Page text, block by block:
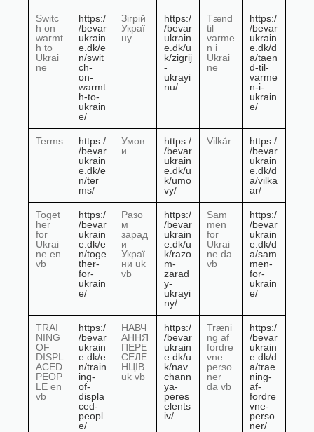
Switc
h on
warmt
h to
Ukrai
ne
https:/
/bevar
ukrain
e.dk/e
n/swit
ch-
on-
warmt
h-to-
ukrain
e/
Зігрій
Украї
ну
https:/
/bevar
ukrain
e.dk/u
k/zigrij
-
ukrayi
nu/
Tænd
til
varme
n i
Ukrai
ne
https:/
/bevar
ukrain
e.dk/d
a/taen
d-til-
varme
n-i-
ukrain
e/
Terms
https:/
/bevar
ukrain
e.dk/e
n/ter
ms/
Умов
и
https:/
/bevar
ukrain
e.dk/u
k/umo
vy/
Vilkår
https:/
/bevar
ukrain
e.dk/d
a/vilka
ar/
Toget
her
for
Ukrai
ne en
vb
https:/
/bevar
ukrain
e.dk/e
n/toge
ther-
for-
ukrain
e/
Разо
м
зарад
и
Украї
ни uk
vb
https:/
/bevar
ukrain
e.dk/u
k/razo
m-
zarad
y-
ukrayi
ny/
Sam
men
for
Ukrai
ne da
vb
https:/
/bevar
ukrain
e.dk/d
a/sam
men-
for-
ukrain
e/
TRAI
NING
OF
DISPL
ACED
PEOP
LE en
vb
https:/
/bevar
ukrain
e.dk/e
n/train
ing-
of-
displa
ced-
peopl
e/
НАВЧ
АННЯ
ПЕРЕ
СЕЛЕ
НЦІВ
uk vb
https:/
/bevar
ukrain
e.dk/u
k/nav
chann
ya-
peres
elents
iv/
Træni
ng af
fordre
vne
perso
ner
da vb
https:/
/bevar
ukrain
e.dk/d
a/trae
ning-
af-
fordre
vne-
perso
ner/